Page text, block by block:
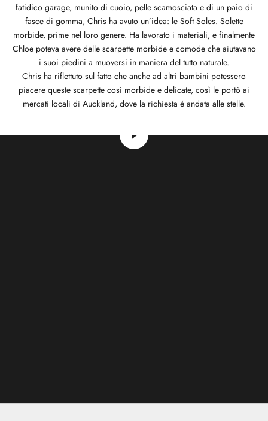
fatidico garage, munito di cuoio, pelle scamosciata e di un paio di
fasce di gomma, Chris ha avuto un’idea: le Soft Soles. Solette
morbide, prime nel loro genere. Ha lavorato i materiali, e finalmente
Chloe poteva avere delle scarpette morbide e comode che aiutavano
i suoi piedini a muoversi in maniera del tutto naturale.
Chris ha riflettuto sul fatto che anche ad altri bambini potessero
piacere queste scarpette così morbide e delicate, così le portò ai
mercati locali di Auckland, dove la richiesta é andata alle stelle.